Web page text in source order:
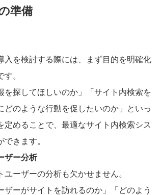
準備
入を検討する際には、まず目的を明確化
。
を探してほしいのか」「サイト内検索を
どのような行動を促したいのか」といっ
定めることで、最適なサイト内検索シス
きます。
ザー分析
ユーザーの分析も欠かせません。
ザーがサイトを訪れるのか」「どのよう